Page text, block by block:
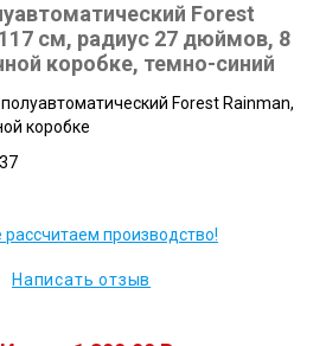
Forest
см, радиус 27 дюймов, 8
коробке, темно-синий
Forest Rainman,
коробке
производство!
Написать отзыв